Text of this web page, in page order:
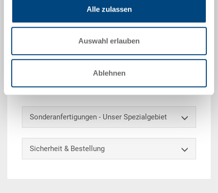
Alle zulassen
Auswahl erlauben
Ablehnen
Systembehälter EUROTEC, PP, lichtblau RAL 5012,
73.2 l, Seitenwände geschlossen, Boden verrippt, 2
Grifflöcher und 2 Muschelgriffe, Gabelnuten
integrierte Etikettenhalter auf allen Seiten,
Greiferecken 50 mm
Sonderanfertigungen - Unser Spezialgebiet
Sicherheit & Bestellung